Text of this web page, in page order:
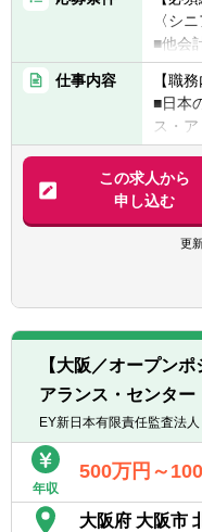
〈シ
■他会
の経験
■日本
■英語
の読
経験
〈マ
■他会
経験
の読
経験
〈シニ
経験あ
■日本
■英語
仕事内容
【職
■日本
ス・
ビス
【具体
▽日
本→
サー
■日
■個人
住民
■所得
■税務
整）計
この求人から
申し込む
更
【大阪／オープン
アランス・センター
EY新日本有限責任監査法人
年収
500万円～
大阪府 大阪市